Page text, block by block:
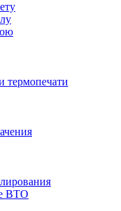
термопечати
ВТО